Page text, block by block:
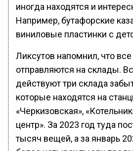
иногда находятся и
Например, бутафорские
виниловые пластинки с
Ликсутов напомнил, что
отправляются на склады.
действуют три склада
которые находятся на
«Черкизовская»,
центр». За 2023 год туда
тысяч вещей, а за январь